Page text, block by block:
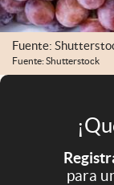
abre en nueva pestaña
Argentina
Fuente:
Fuente: Shutterstock
para